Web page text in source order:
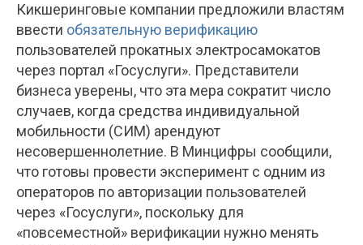
Кикшеринговые компании предложили властям
ввести обязательную верификацию
пользователей прокатных электросамокатов
через портал «Госуслуги». Представители
бизнеса уверены, что эта мера сократит число
случаев, когда средства индивидуальной
мобильности (СИМ) арендуют
несовершеннолетние. В Минцифры сообщили,
что готовы провести эксперимент с одним из
операторов по авторизации пользователей
через «Госуслуги», поскольку для
«повсеместной» верификации нужно менять